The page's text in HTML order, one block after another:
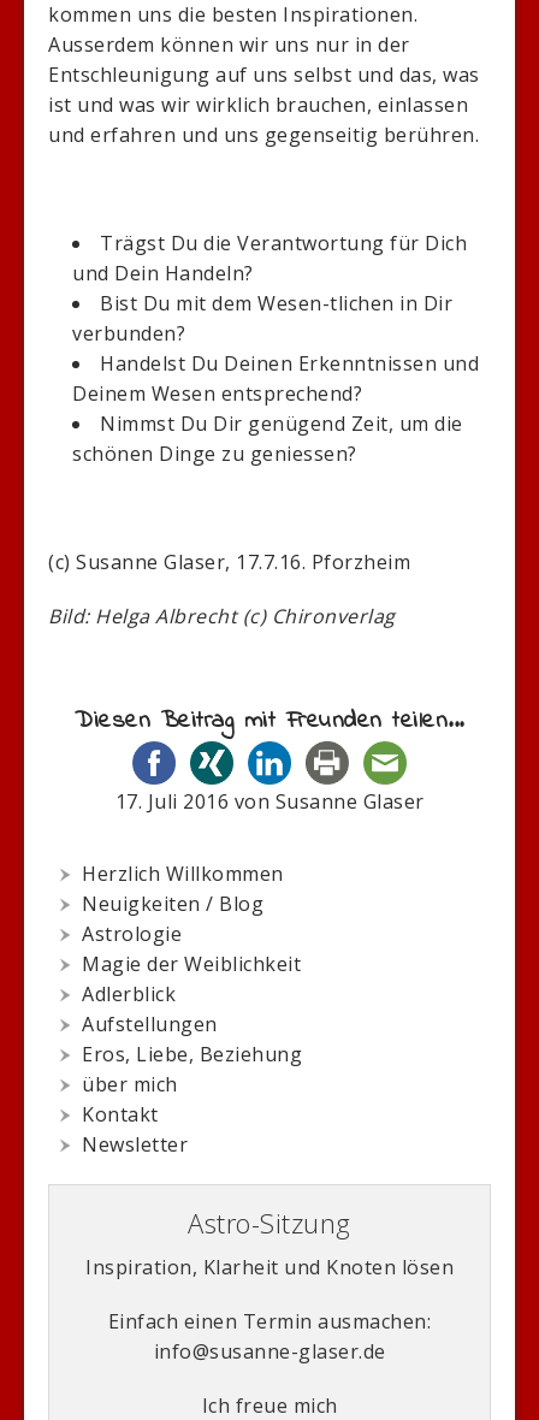
kommen uns die besten Inspirationen.
Ausserdem können wir uns nur in der
Entschleunigung auf uns selbst und das, was
ist und was wir wirklich brauchen, einlassen
und erfahren und uns gegenseitig berühren.
Trägst Du die Verantwortung für Dich
und Dein Handeln?
Bist Du mit dem Wesen-tlichen in Dir
verbunden?
Handelst Du Deinen Erkenntnissen und
Deinem Wesen entsprechend?
Nimmst Du Dir genügend Zeit, um die
schönen Dinge zu geniessen?
(c) Susanne Glaser, 17.7.16. Pforzheim
Bild: Helga Albrecht (c) Chironverlag
Diesen Beitrag mit Freunden teilen...
17. Juli 2016 von Susanne Glaser
Herzlich Willkommen
Neuigkeiten / Blog
Astrologie
Magie der Weiblichkeit
Adlerblick
Aufstellungen
Eros, Liebe, Beziehung
über mich
Kontakt
Newsletter
Astro-Sitzung
Inspiration, Klarheit und Knoten lösen
Einfach einen Termin ausmachen:
info@susanne-glaser.de
Ich freue mich